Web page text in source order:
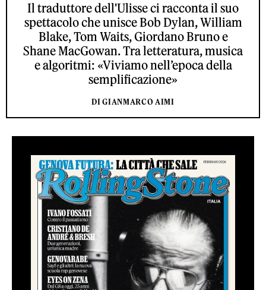
Il traduttore dell'Ulisse ci racconta il suo
spettacolo che unisce Bob Dylan, William
Blake, Tom Waits, Giordano Bruno e
Shane MacGowan. Tra letteratura, musica
e algoritmi: «Viviamo nell’epoca della
semplificazione»
DI GIANMARCO AIMI